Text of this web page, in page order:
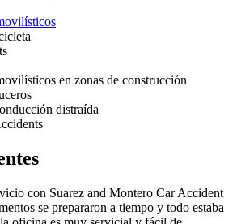
en zonas de construcción
distraída
con Suarez and Montero Car Accident
se prepararon a tiempo y todo estaba